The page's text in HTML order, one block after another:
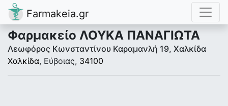
Farmakeia.gr
Φαρμακείο ΛΟΥΚΑ ΠΑΝΑΓΙΩΤΑ
Λεωφόρος Κωνσταντίνου Καραμανλή 19, Χαλκίδα
Χαλκίδα, Εύβοιας, 34100